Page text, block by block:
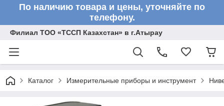
По наличию товара и цены, уточняйте по
телефону.
Филиал ТОО «ТССП Казахстан» в г.Атырау
Каталог Измерительные приборы и инструмент